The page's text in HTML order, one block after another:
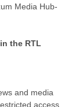
Media Hub-
the RTL
and media
access